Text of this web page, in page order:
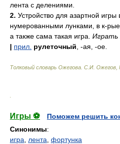
лента с делениями.
2. Устройство для азартной
нумерованными лунками, в к-
а также сама такая игра. Играть
| прил. рулеточный , -ая, -ое.
Толковый словарь Ожегова С.И. Ожегов,
Игры ⚽
Поможем решить
Синонимы:
игра
лента фортунка